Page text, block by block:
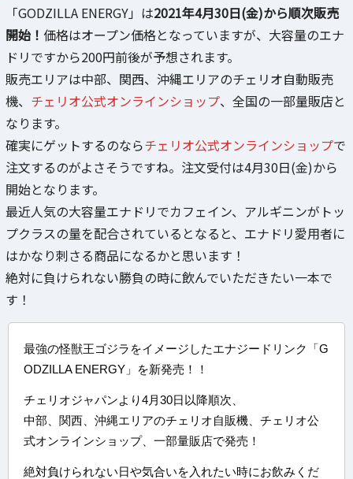
「GODZILLA ENERGY」は2021年4月30日(金)から順次販売
開始！ 価格はオープン価格となっていますが、大容量のエナ
ドリですから200円前後が予想されます。
販売エリアは中部、関西、沖縄エリアのチェリオ自動販売
機、 チェリオ公式オンラインショップ、全国の一部量販店と
なります。
確実にゲットするのならチェリオ公式オンラインショップで
注文するのがよさそうですね。注文受付は4月30日(金)から
開始となります。
最近人気の大容量エナドリでカフェイン、アルギニンがトッ
プクラスの量を配合されているとなると、エナドリ愛用者に
はかなり刺さる商品になるかと思います！
絶対に負けられない勝負の時に飲んでいただきたい一本で
す！
最強の怪獣王ゴジラをイメージしたエナジードリンク「G
ODZILLA ENERGY」を新発売！！
チェリオジャパンより4月30日以降順次、
中部、関西、沖縄エリアのチェリオ自販機、チェリオ公
式オンラインショップ、一部量販店で発売！
絶対負けられない日や気合いを入れたい時にお飲みくだ